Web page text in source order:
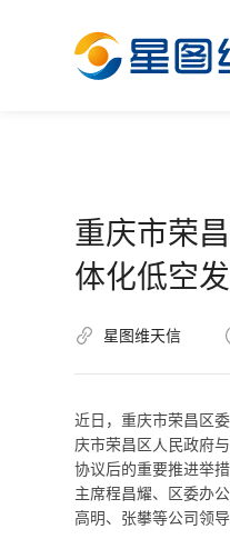
重庆市荣
体化低空
星图维天信
近日，重庆市荣昌区
庆市荣昌区人民政府
协议后的重要推进举
主席程昌耀、区委办
高明、张攀等公司领